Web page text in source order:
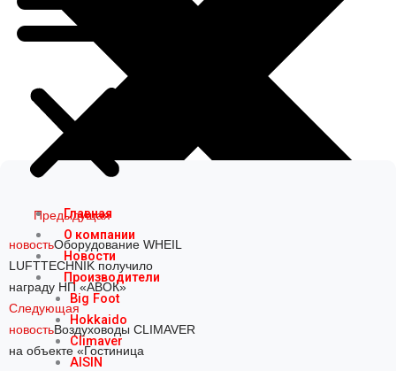
Главная
О компании
Новости
Производители
Big Foot
Hokkaido
Climaver
AISIN
Prev
Предыдущая
новостьОборудование WHEIL
LUFTTECHNIK получило
награду НП «АВОК»
Следующая
новостьВоздуховоды CLIMAVER
на объекте «Гостиница